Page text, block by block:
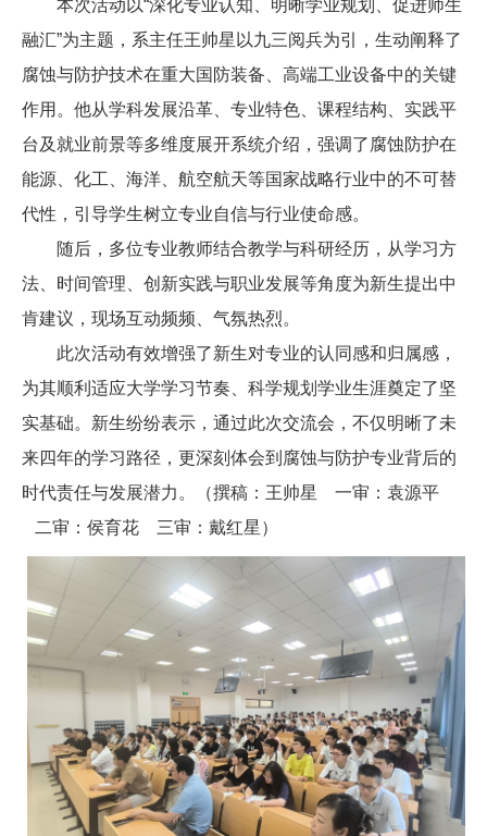
本次活动以“深化专业认知、明晰学业规划、促进师生
融汇”为主题，系主任王帅星以九三阅兵为引，生动阐释了
腐蚀与防护技术在重大国防装备、高端工业设备中的关键
作用。他从学科发展沿革、专业特色、课程结构、实践平
台及就业前景等多维度展开系统介绍，强调了腐蚀防护在
能源、化工、海洋、航空航天等国家战略行业中的不可替
代性，引导学生树立专业自信与行业使命感。
随后，多位专业教师结合教学与科研经历，从学习方
法、时间管理、创新实践与职业发展等角度为新生提出中
肯建议，现场互动频频、气氛热烈。
此次活动有效增强了新生对专业的认同感和归属感，
为其顺利适应大学学习节奏、科学规划学业生涯奠定了坚
实基础。新生纷纷表示，通过此次交流会，不仅明晰了未
来四年的学习路径，更深刻体会到腐蚀与防护专业背后的
时代责任与发展潜力。（撰稿：王帅星 一审：袁源平
二审：侯育花 三审：戴红星）